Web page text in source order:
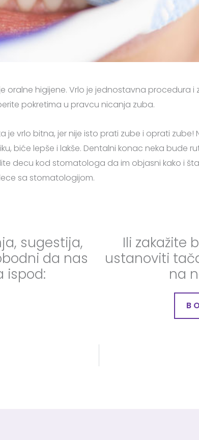
oralne higijene. Vrlo je jednostavna procedura i
pokretima u pravcu nicanja zuba.
je vrlo bitna, jer nije isto prati zube i oprati
biće lepše i lakše. Dentalni konac neka
decu kod stomatologa da im objasni kako i
sa stomatologijom.
sugestija,
da nas
ispod:
Ili zakažite
ustanoviti
na